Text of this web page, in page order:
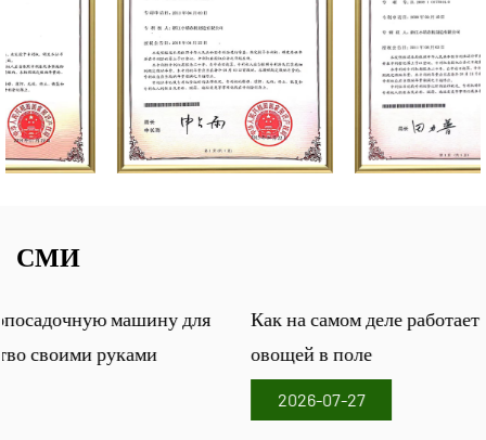
СМИ
Как на самом деле работает машина для рассады
овощей в поле